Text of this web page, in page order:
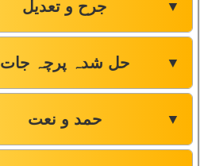
جرح و تعدیل ▼
حل شدہ پرچہ جات ▼
حمد و نعت ▼